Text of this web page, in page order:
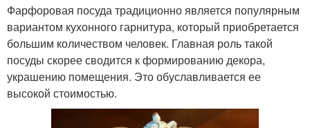
Фарфоровая посуда традиционно является популярным
вариантом кухонного гарнитура, который приобретается
большим количеством человек. Главная роль такой
посуды скорее сводится к формированию декора,
украшению помещения. Это обуславливается ее
высокой стоимостью.